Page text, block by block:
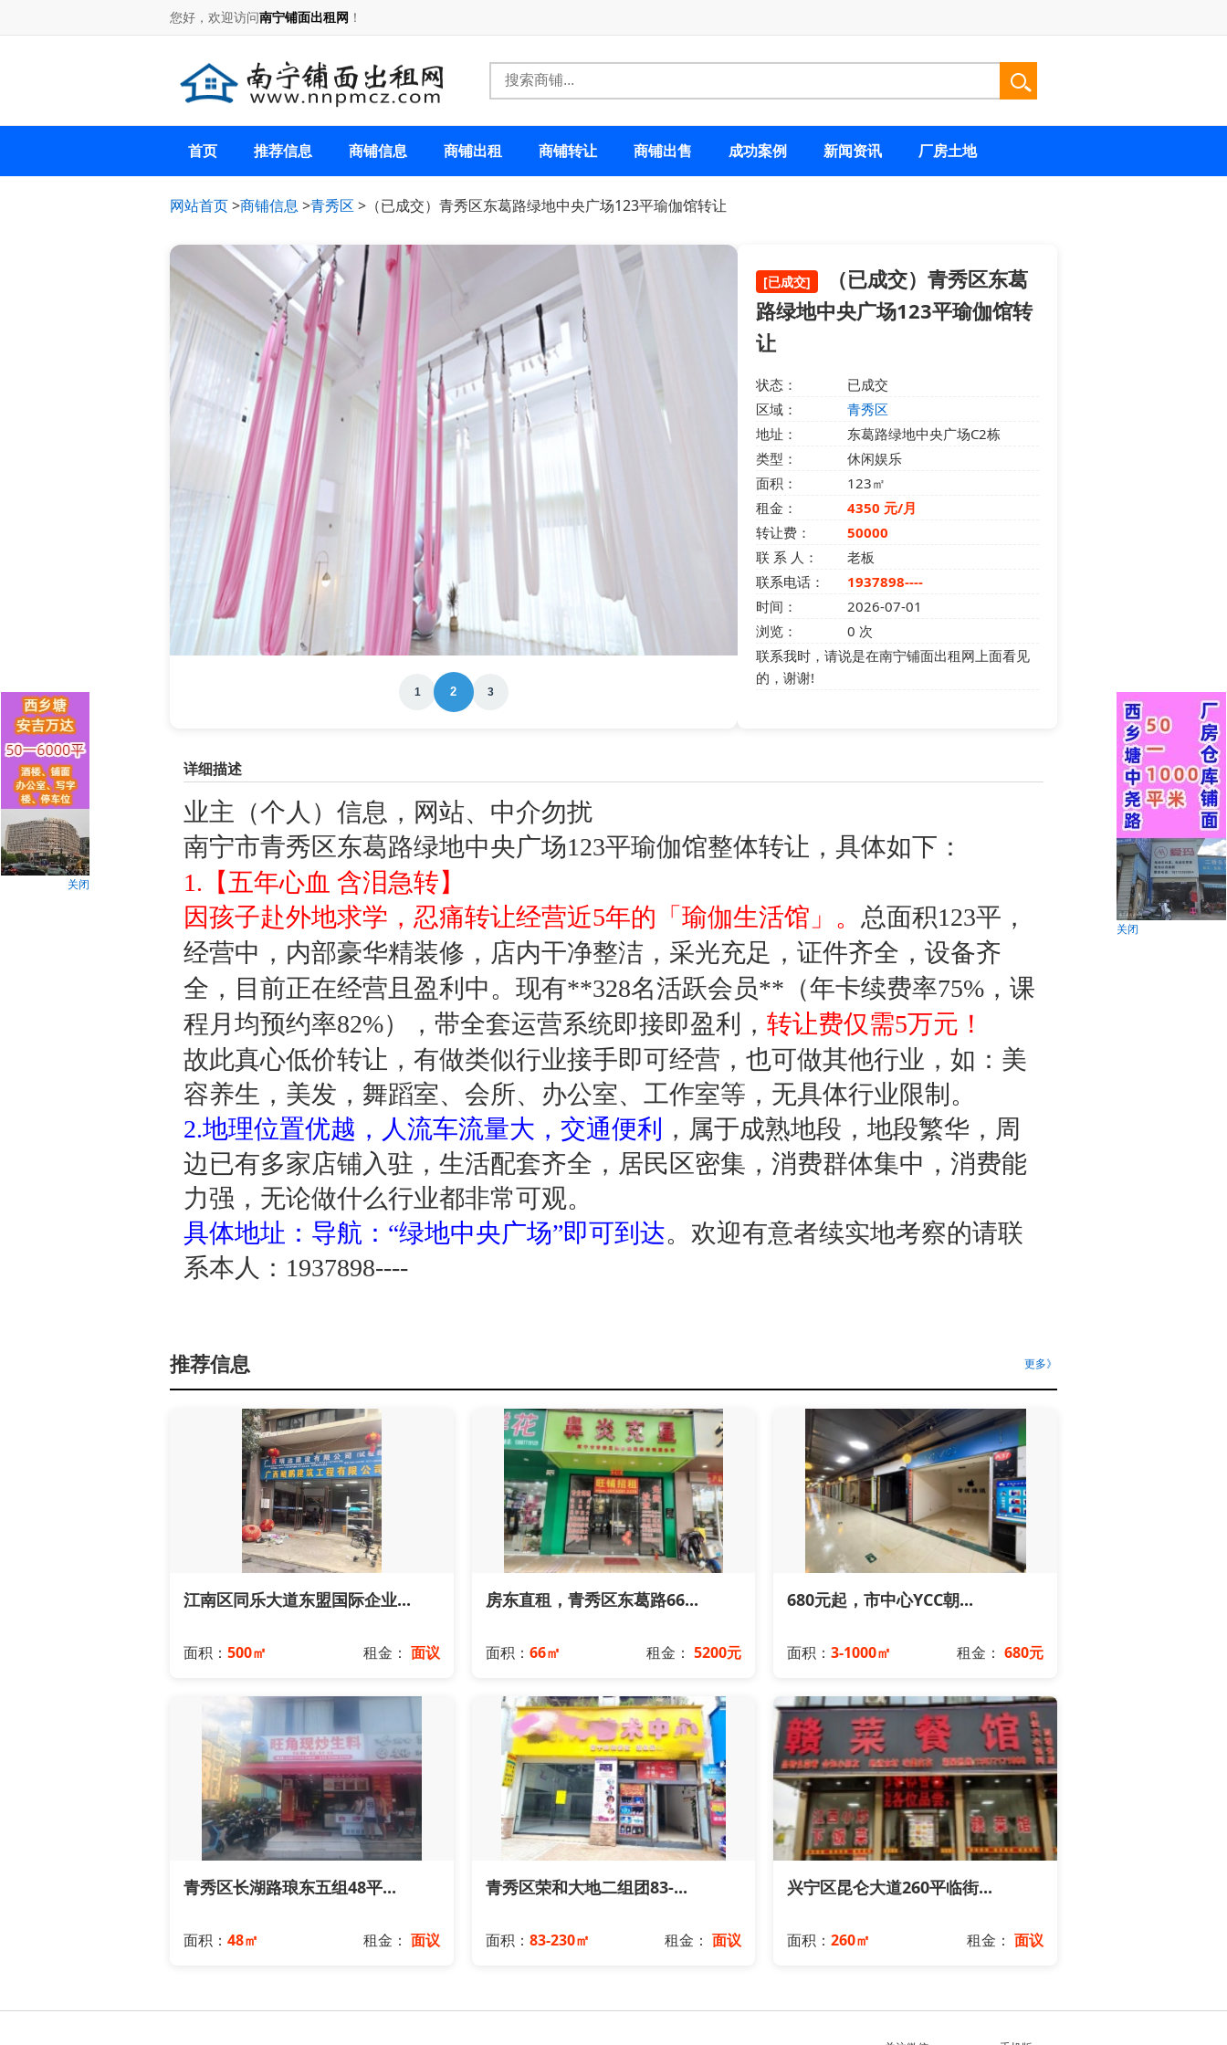
您好，欢迎访问南宁铺面出租网 ！
首页 推荐信息 商铺信息 商铺出租 商铺转让 商铺出售 成功案例 新闻资讯 厂房土地
网站首页>商铺信息 >青秀区 >（已成交）青秀区东葛路绿地中央广场123平瑜伽馆转让
1 2 3
[已成交]
（已成交）青秀区东葛
路绿地中央广场123平瑜伽馆转
让
状态：
已成交
区域：
青秀区
地址：
东葛路绿地中央广场C2栋
类型：
休闲娱乐
面积：
123㎡
租金：
4350 元/月
转让费：
50000
联 系 人：
老板
联系电话：
1937898----
时间：
2026-07-01
浏览：
0 次
联系我时，请说是在南宁铺面出租网上面看见
的，谢谢!
详细描述
业主（个人）信息，网站、中介勿扰
南宁市青秀区东葛路绿地中央广场123平瑜伽馆整体转让，具体如下：
1.【五年心血 含泪急转】
因孩子赴外地求学，忍痛转让经营近5年的「瑜伽生活馆」。 总面积123平，
经营中，内部豪华精装修，店内干净整洁，采光充足，证件齐全，设备齐
全，目前正在经营且盈利中。现有**328名活跃会员**（年卡续费率75%，课
程月均预约率82%），带全套运营系统即接即盈利， 转让费仅需5万元！
故此真心低价转让，有做类似行业接手即可经营，也可做其他行业，如：美
容养生，美发，舞蹈室、会所、办公室、工作室等，无具体行业限制。
2.地理位置优越，人流车流量大，交通便利
，属于成熟地段，地段繁华，周
边已有多家店铺入驻，生活配套齐全，居民区密集，消费群体集中，消费能
力强，无论做什么行业都非常可观。
具体地址：导航：“绿地中央广场”即可到达。欢迎有意者续实地考察的请联
系本人：1937898----
推荐信息 更多》
江南区同乐大道东盟国际企业...
面积： 500㎡ 租金： 面议
房东直租，青秀区东葛路66...
面积： 66㎡ 租金：5200元
680元起，市中心YCC朝...
面积：3-1000㎡ 租金： 680元
青秀区长湖路琅东五组48平...
面积： 48㎡ 租金： 面议
青秀区荣和大地二组团83-...
面积： 83-230㎡ 租金：面议
兴宁区昆仑大道260平临街...
面积：260㎡ 租金： 面议
关闭
关闭